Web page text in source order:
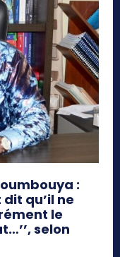
:
dit qu’il ne
le
selon